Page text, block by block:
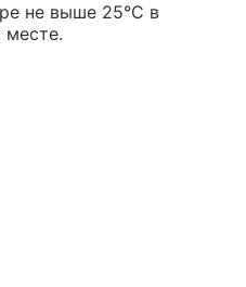
не выше 25°С в
месте.